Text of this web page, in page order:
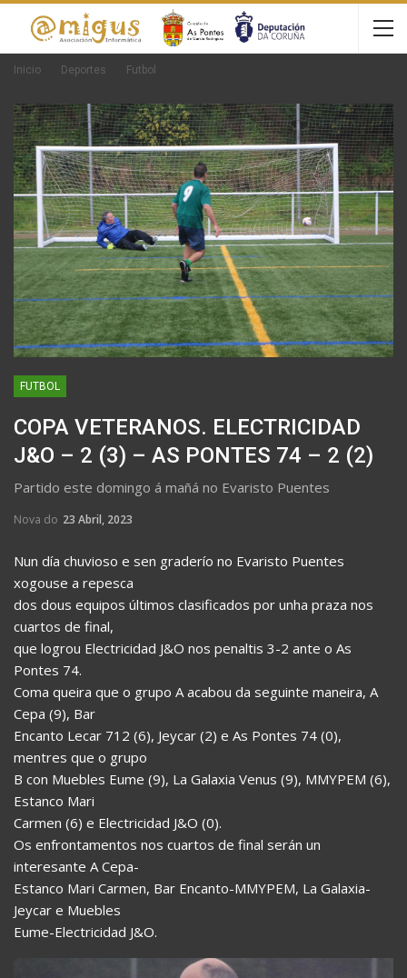
Inicio Deportes Futbol
FUTBOL
COPA VETERANOS. ELECTRICIDAD
J&O – 2 (3) – AS PONTES 74 – 2 (2)
Partido este domingo á mañá no Evaristo Puentes
Nova do 23 Abril, 2023
Nun día chuvioso e sen graderío no Evaristo Puentes
xogouse a repesca
dos dous equipos últimos clasificados por unha praza nos
cuartos de final,
que logrou Electricidad J&O nos penaltis 3-2 ante o As
Pontes 74.
Coma queira que o grupo A acabou da seguinte maneira, A
Cepa (9), Bar
Encanto Lecar 712 (6), Jeycar (2) e As Pontes 74 (0),
mentres que o grupo
B con Muebles Eume (9), La Galaxia Venus (9), MMYPEM (6),
Estanco Mari
Carmen (6) e Electricidad J&O (0).
Os enfrontamentos nos cuartos de final serán un
interesante A Cepa-
Estanco Mari Carmen, Bar Encanto-MMYPEM, La Galaxia-
Jeycar e Muebles
Eume-Electricidad J&O.